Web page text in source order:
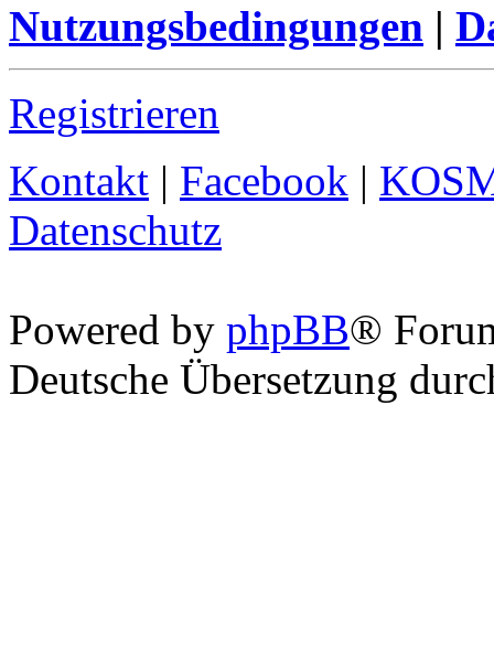
Nutzungsbedingungen |
Registrieren
Kontakt | Facebook |
Datenschutz
Powered by phpBB®
Deutsche Übersetzung